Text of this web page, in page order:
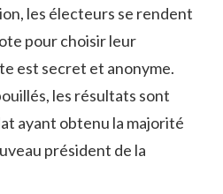
les électeurs se‌ rendent
pour choisir leur
‍est secret et anonyme.
⁢les résultats sont‌
ayant obtenu la majorité
président⁣ de la⁣